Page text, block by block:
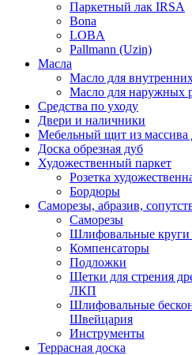
Паркетный лак IRSA
Bona
LOBA
Pallmann (Uzin)
Масла
Масло для
Масло для наружных
Средства по уходу
Двери и наличники
Мебельный щит из массива
Доска обрезная дуб
Художественный паркет
Розетка
Бордюры
Саморезы, абразив,
Саморезы
Шлифовальные
Компенсаторы
Подложки
Щетки для стрения
ЛКП
Шлифовальные
Швейцария
Инструменты
Террасная доска